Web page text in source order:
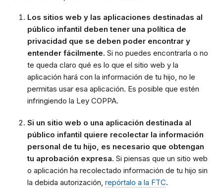
Los sitios web y las aplicaciones destinadas al
público infantil deben tener una política de
privacidad que se deben poder encontrar y
entender fácilmente. Si no puedes encontrarla o no
te queda claro qué es lo que el sitio web y la
aplicación hará con la información de tu hijo, no le
permitas usar esa aplicación. Es posible que estén
infringiendo la Ley COPPA.
Si un sitio web o una aplicación destinada al
público infantil quiere recolectar la información
personal de tu hijo, es necesario que obtengan
tu aprobación expresa. Si piensas que un sitio web
o aplicación ha recolectado información de tu hijo sin
la debida autorización, repórtalo a la FTC.